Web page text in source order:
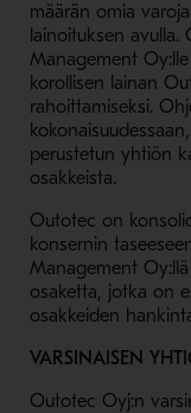
määrän omia
lainoituksen
Management
korollisen lainan
rahoittamiseksi.
perustetun yhtiön
osakkeista.
Outotec on
konsernin
Management Oy:llä
osaketta, jotka on
osakkeiden
VARSINAISEN
Outotec Oyj:n